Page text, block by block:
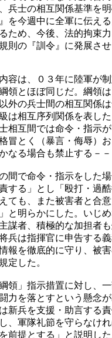
兵士の相互関係基準を
を今週中に全軍に伝える
ため、今後、法的拘束
則の『訓令』に発展させ
容は、０３年に陸軍が
領とほぼ同じだ。綱領
外の兵士間の相互関係
は相互序列関係を表し
相互間では命令・指示
冒とく（暴言・侮辱）
なる場合も禁止する－－
間で命令・指示をした
する」とし「殴打・過
ても、また被害者と合
と明らかにした。いじ
謀者、積極的な加担者
兵は指揮官に申告する
報を徹底的に守り、被
定した。
領」指示措置に対し、
力を落とすという懸念
新兵を支援・助言する
、軍隊礼節を守らなけ
前提とする」と説明した